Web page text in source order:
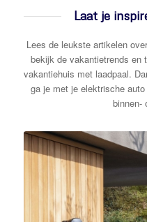
Laat je
Lees de leukste artikelen
bekijk de vakantietrends en
vakantiehuis met laadpaal.
ga je met je elektrische
binnen-